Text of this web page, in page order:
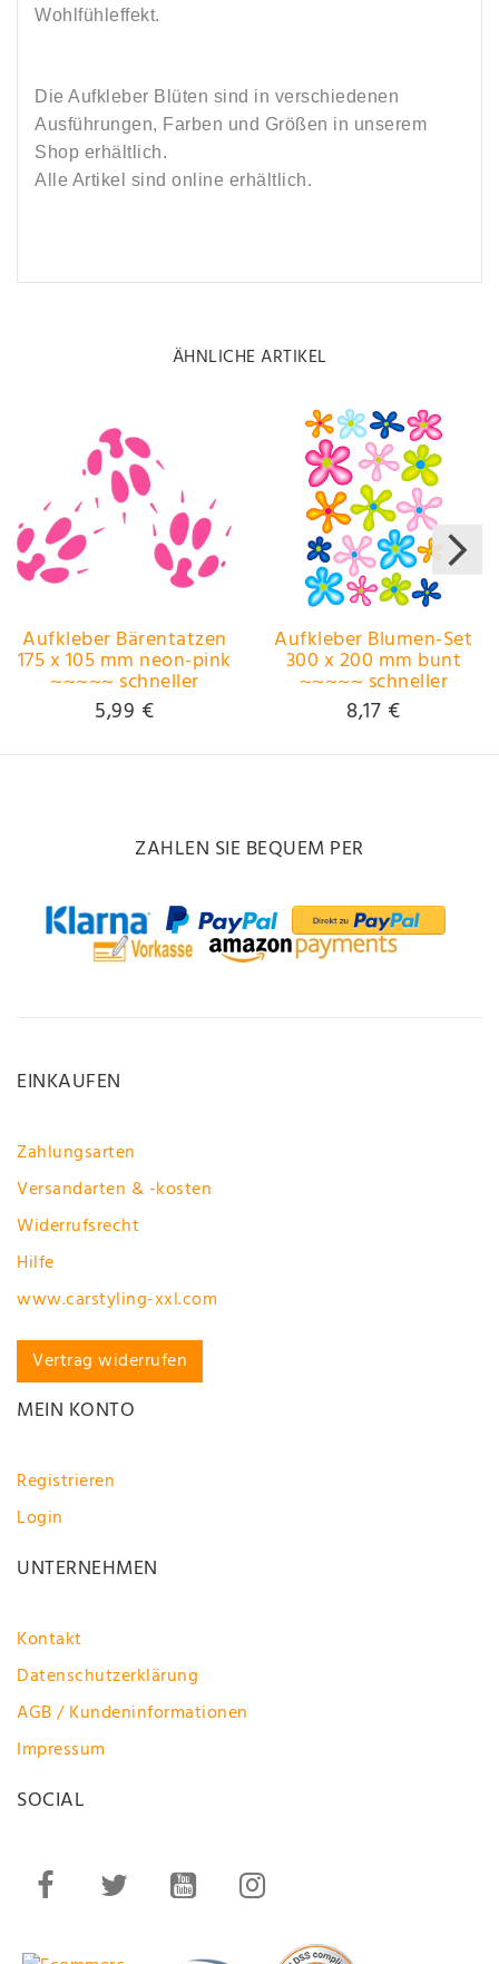
Wohlfühleffekt.
Die Aufkleber Blüten sind in verschiedenen
Ausführungen, Farben und Größen in unserem
Shop erhältlich.
Alle Artikel sind online erhältlich.
ÄHNLICHE ARTIKEL
Aufkleber Bärentatzen
175 x 105 mm neon-pink
~~~~~ schneller
Versand innerhalb 24
Stunden ~~~~~
5,99 €
Aufkleber Blumen-Set
300 x 200 mm bunt
~~~~~ schneller
Versand innerhalb 24
Stunden ~~~~~
8,17 €
ZAHLEN SIE BEQUEM PER
EINKAUFEN
Zahlungsarten
Versandarten & -kosten
Widerrufsrecht
Hilfe
www.carstyling-xxl.com
Vertrag widerrufen
MEIN KONTO
Registrieren
Login
UNTERNEHMEN
Kontakt
Datenschutzerklärung
AGB / Kundeninformationen
Impressum
SOCIAL